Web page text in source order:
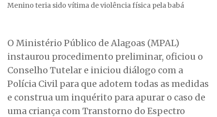
Menino teria sido vítima de violência física pela babá
O Ministério Público de Alagoas (MPAL)
instaurou procedimento preliminar, oficiou o
Conselho Tutelar e iniciou diálogo com a
Polícia Civil para que adotem todas as medidas
e construa um inquérito para apurar o caso de
uma criança com Transtorno do Espectro